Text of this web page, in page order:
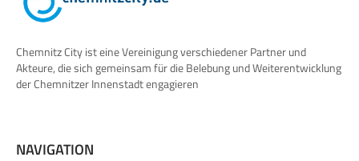
Chemnitz City ist eine Vereinigung verschiedener Partner und
Akteure, die sich gemeinsam für die Belebung und Weiterentwicklung
der Chemnitzer Innenstadt engagieren
NAVIGATION